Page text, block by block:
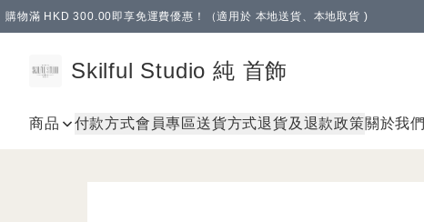
購物滿 HKD 300.00即享免運費優惠！（適用於 本地送貨、本地取貨 )
Skilful Studio 純 首飾
商品 付款方式會員專區送貨方式退貨及退款政策關於我們